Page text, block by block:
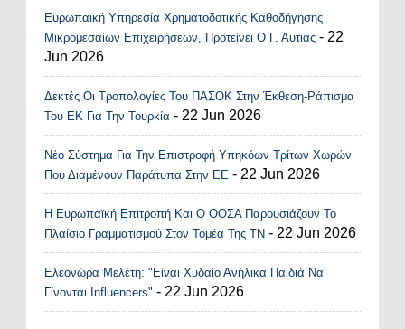
Ευρωπαϊκή Υπηρεσία Χρηματοδοτικής Καθοδήγησης
Μικρομεσαίων Επιχειρήσεων, Προτείνει Ο Γ. Αυτιάς - 22
Jun 2026
Δεκτές Οι Τροπολογίες Του ΠΑΣΟΚ Στην Έκθεση-Ράπισμα
Του ΕΚ Για Την Τουρκία - 22 Jun 2026
Νέο Σύστημα Για Την Επιστροφή Υπηκόων Τρίτων Χωρών
Που Διαμένουν Παράτυπα Στην ΕΕ - 22 Jun 2026
Η Ευρωπαϊκή Επιτροπή Και Ο ΟΟΣΑ Παρουσιάζουν Το
Πλαίσιο Γραμματισμού Στον Τομέα Της ΤΝ - 22 Jun 2026
Ελεονώρα Μελέτη: "Είναι Χυδαίο Ανήλικα Παιδιά Να
Γίνονται Influencers" - 22 Jun 2026